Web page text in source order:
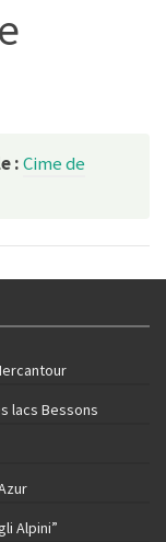
: Cime de
lacs Bessons
Alpini”